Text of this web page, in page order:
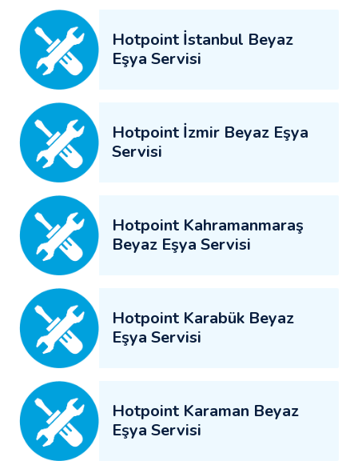
Hotpoint İstanbul Beyaz
Eşya Servisi
Hotpoint İzmir Beyaz Eşya
Servisi
Hotpoint Kahramanmaraş
Beyaz Eşya Servisi
Hotpoint Karabük Beyaz
Eşya Servisi
Hotpoint Karaman Beyaz
Eşya Servisi